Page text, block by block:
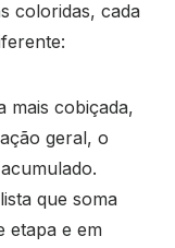
coloridas, cada
mais cobiçada,
geral, o
que soma
etapa e em